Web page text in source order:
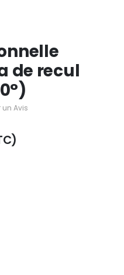
de recul
un Avis